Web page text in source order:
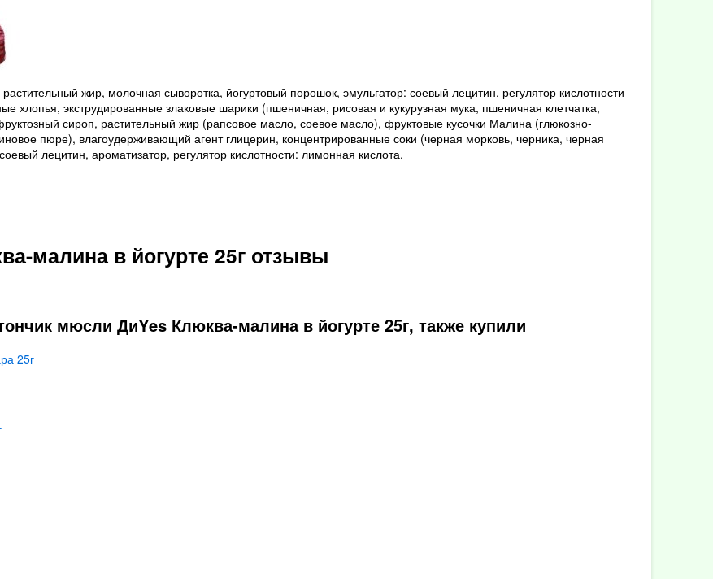
жир, молочная сыворотка, йогуртовый порошок, эмульгатор: соевый лецитин, регулятор кислотности
хлопья, экструдированные злаковые шарики (пшеничная, рисовая и кукурузная мука, пшеничная клетчатка,
сироп, растительный жир (рапсовое масло, соевое масло), фруктовые кусочки Малина (глюкозно-
пюре), влагоудерживающий агент глицерин, концентрированные соки (черная морковь, черника, черная
лецитин, ароматизатор, регулятор кислотности: лимонная кислота.
малина в йогурте 25г отзывы
мюсли ДиYes Клюква-малина в йогурте 25г, также купили